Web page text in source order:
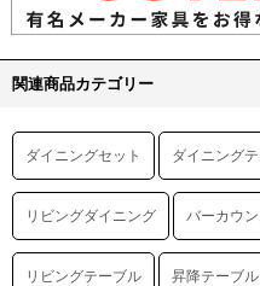
関連商品カテゴリー
ダイニングセット ダイニング
リビングダイニング バーカウ
リビングテーブル 昇降テーブル